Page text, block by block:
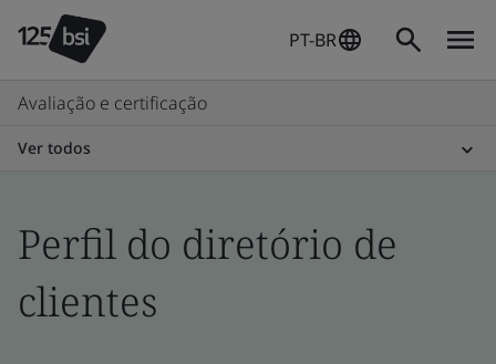
PT-BR
Avaliação e certificação
Ver todos
Perfil do diretório de
clientes